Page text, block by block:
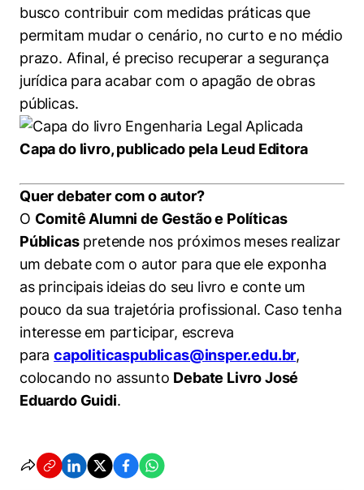
busco contribuir com medidas práticas que
permitam mudar o cenário, no curto e no médio
prazo. Afinal, é preciso recuperar a segurança
jurídica para acabar com o apagão de obras
públicas.
Capa do livro, publicado pela Leud Editora
Quer debater com o autor?
O Comitê Alumni de Gestão e Políticas
Públicaspretende nos próximos meses realizar
um debate com o autor para que ele exponha
as principais ideias do seu livro e conte um
pouco da sua trajetória profissional. Caso tenha
interesse em participar, escreva
paracapoliticaspublicas@insper.edu.br,
colocando no assunto Debate Livro José
Eduardo Guidi.